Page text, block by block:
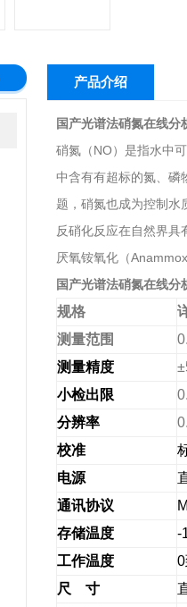
产品介绍
国产光谱法硝氮在线分
硝氮（NO）是指水中
中含有有超标的氮、磷
题，硝氮也成为控制水
反硝化反应在自然界
厌氧铵氧化（
国产光谱法硝氮在线分
规格
测量范围
测量精度
小检出限
分辨率
校准
电源
通讯协议
存储温度
-
工作温度
0
尺
寸